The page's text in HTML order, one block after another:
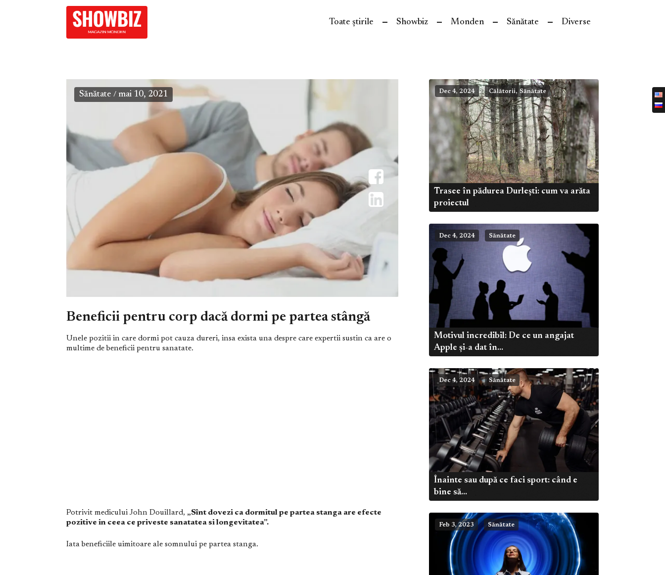
Toate știrile Showbiz Monden Sănătate Diverse
Sănătate / mai 10, 2021
Beneficii pentru corp dacă dormi pe partea stângă
Unele pozitii in care dormi pot cauza dureri, insa exista una despre care expertii sustin ca are o
multime de beneficii pentru sanatate.
Potrivit medicului John Douillard, „Sînt dovezi ca dormitul pe partea stanga are efecte
pozitive in ceea ce priveste sanatatea si longevitatea”.
Iata beneficiile uimitoare ale somnului pe partea stanga.
Dec 4, 2024 Călătorii,Sănătate
Trasee în pădurea Durlești: cum va arăta
proiectul
Dec 4, 2024 Sănătate
Motivul incredibil: De ce un angajat
Apple și-a dat în...
Dec 4, 2024 Sănătate
Înainte sau după ce faci sport: când e
bine să...
Feb 3, 2023 Sănătate